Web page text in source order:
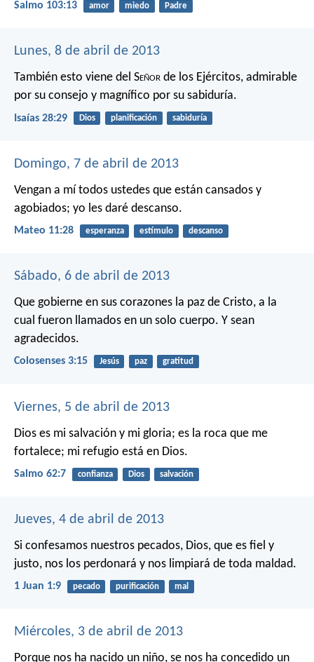
Salmo 103:13 amor miedo Padre
Lunes, 8 de abril de 2013
También esto viene del Señor de los Ejércitos, admirable
por su consejo y magnífico por su sabiduría.
Isaías 28:29 Dios planificación sabiduría
Domingo, 7 de abril de 2013
Vengan a mí todos ustedes que están cansados y
agobiados; yo les daré descanso.
Mateo 11:28 esperanza estímulo descanso
Sábado, 6 de abril de 2013
Que gobierne en sus corazones la paz de Cristo, a la
cual fueron llamados en un solo cuerpo. Y sean
agradecidos.
Colosenses 3:15 Jesús paz gratitud
Viernes, 5 de abril de 2013
Dios es mi salvación y mi gloria; es la roca que me
fortalece; mi refugio está en Dios.
Salmo 62:7 confianza Dios salvación
Jueves, 4 de abril de 2013
Si confesamos nuestros pecados, Dios, que es fiel y
justo, nos los perdonará y nos limpiará de toda maldad.
1 Juan 1:9 pecado purificación mal
Miércoles, 3 de abril de 2013
Porque nos ha nacido un niño, se nos ha concedido un